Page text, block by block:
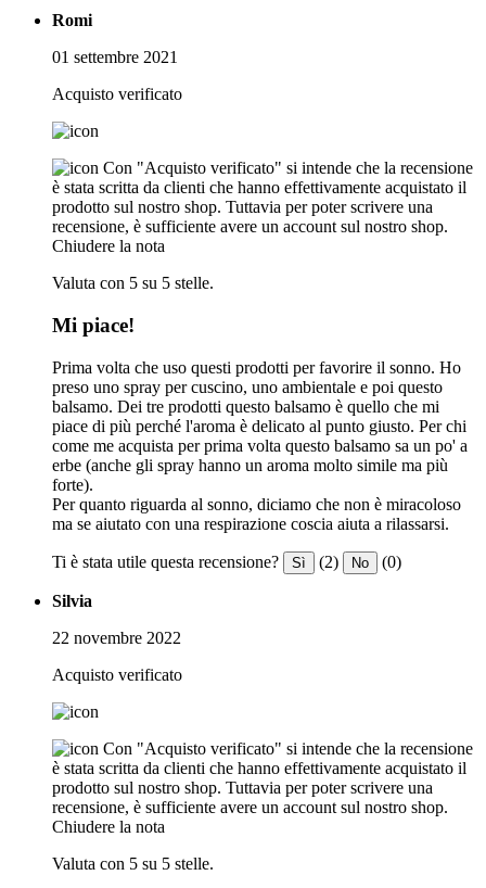
Romi
01 settembre 2021
Acquisto verificato
Con "Acquisto verificato" si intende che la recensione
è stata scritta da clienti che hanno effettivamente acquistato il
prodotto sul nostro shop. Tuttavia per poter scrivere una
recensione, è sufficiente avere un account sul nostro shop.
Chiudere la nota
Valuta con 5 su 5 stelle.
Mi piace!
Prima volta che uso questi prodotti per favorire il sonno. Ho
preso uno spray per cuscino, uno ambientale e poi questo
balsamo. Dei tre prodotti questo balsamo è quello che mi
piace di più perché l'aroma è delicato al punto giusto. Per chi
come me acquista per prima volta questo balsamo sa un po' a
erbe (anche gli spray hanno un aroma molto simile ma più
forte).
Per quanto riguarda al sonno, diciamo che non è miracoloso
ma se aiutato con una respirazione coscia aiuta a rilassarsi.
Ti è stata utile questa recensione? Sì (2) No (0)
Silvia
22 novembre 2022
Acquisto verificato
Con "Acquisto verificato" si intende che la recensione
è stata scritta da clienti che hanno effettivamente acquistato il
prodotto sul nostro shop. Tuttavia per poter scrivere una
recensione, è sufficiente avere un account sul nostro shop.
Chiudere la nota
Valuta con 5 su 5 stelle.